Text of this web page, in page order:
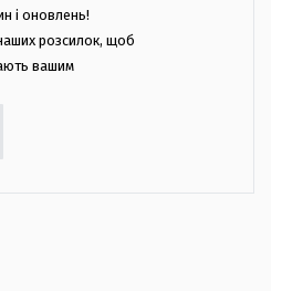
і оновлень!
розсилок, щоб
вашим